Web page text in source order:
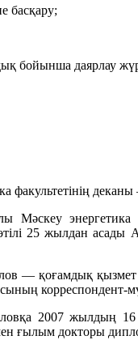
басқару;
бойынша даярлау
факультетінің
Мәскеу
25 жылдан
— қоғамдық қызмет
корреспондент-
2007 жылдың 16
ғылым докторы